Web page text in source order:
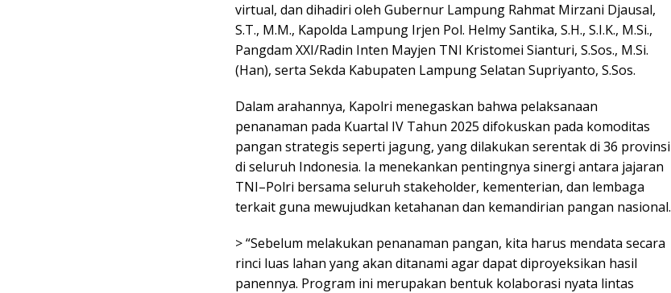
virtual, dan dihadiri oleh Gubernur Lampung Rahmat Mirzani Djausal,
S.T., M.M., Kapolda Lampung Irjen Pol. Helmy Santika, S.H., S.I.K., M.Si.,
Pangdam XXI/Radin Inten Mayjen TNI Kristomei Sianturi, S.Sos., M.Si.
(Han), serta Sekda Kabupaten Lampung Selatan Supriyanto, S.Sos.
Dalam arahannya, Kapolri menegaskan bahwa pelaksanaan
penanaman pada Kuartal IV Tahun 2025 difokuskan pada komoditas
pangan strategis seperti jagung, yang dilakukan serentak di 36 provinsi
di seluruh Indonesia. Ia menekankan pentingnya sinergi antara jajaran
TNI–Polri bersama seluruh stakeholder, kementerian, dan lembaga
terkait guna mewujudkan ketahanan dan kemandirian pangan nasional.
> “Sebelum melakukan penanaman pangan, kita harus mendata secara
rinci luas lahan yang akan ditanami agar dapat diproyeksikan hasil
panennya. Program ini merupakan bentuk kolaborasi nyata lintas